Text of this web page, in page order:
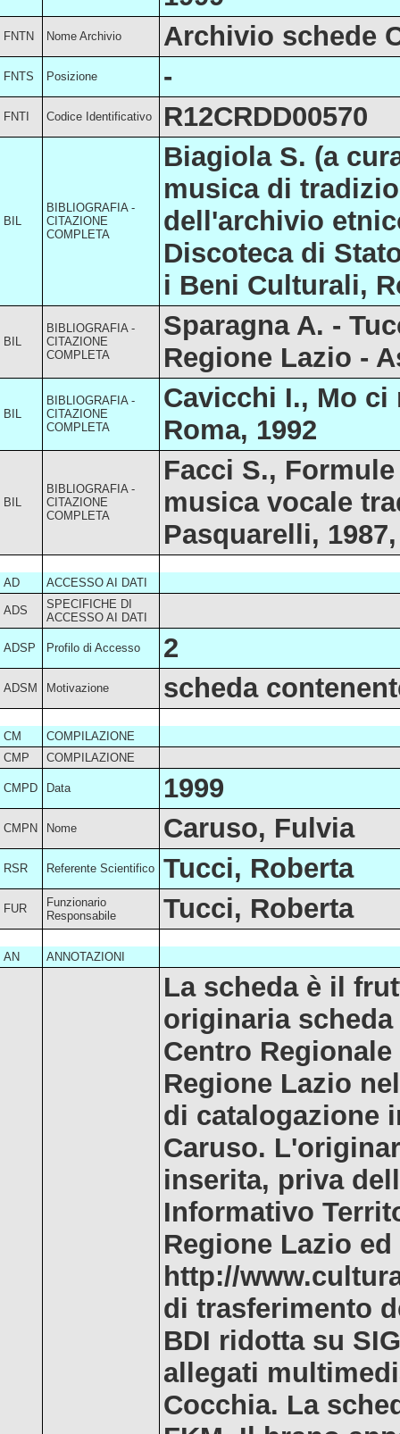
FNTN Nome Archivio Archivio schede
FNTS Posizione -
FNTI Codice Identificativo R12CRDD00570
BIL
BIBLIOGRAFIA -
CITAZIONE
COMPLETA
Biagiola S. (a
musica di
dell'archivio
Discoteca di
i Beni Culturali,
BIL
BIBLIOGRAFIA -
CITAZIONE
COMPLETA
Sparagna A. -
Regione Lazio -
BIL
BIBLIOGRAFIA -
CITAZIONE
COMPLETA
Cavicchi I., Mo ci
Roma, 1992
BIL
BIBLIOGRAFIA -
CITAZIONE
COMPLETA
Facci S.,
musica vocale
Pasquarelli,
AD ACCESSO AI DATI
ADS
SPECIFICHE DI
ACCESSO AI DATI
ADSP Profilo di Accesso 2
ADSM Motivazione scheda
CM
COMPILAZIONE
CMP
COMPILAZIONE
CMPD Data 1999
CMPN Nome Caruso, Fulvia
RSR Referente Scientifico Tucci, Roberta
FUR
Funzionario
Responsabile
Tucci, Roberta
AN ANNOTAZIONI
La scheda è il
originaria
Centro
Regione Lazio
di catalogazione
Caruso.
inserita, priva
Informativo
Regione Lazio
http://
di trasferimento
BDI ridotta su
allegati
Cocchia. La